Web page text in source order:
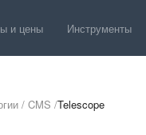
и цены Инструменты
/ CMS /Telescope